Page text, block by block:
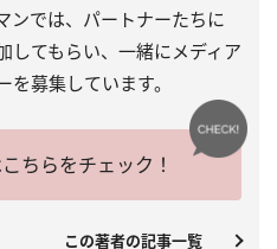
ンでは、パートナーたちに
してもらい、一緒にメディア
募集しています。
ちらをチェック！
この著者の記事一覧